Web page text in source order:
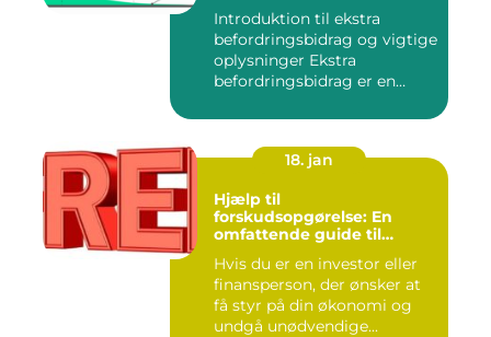
Introduktion til ekstra
befordringsbidrag og vigtige
oplysninger Ekstra
befordringsbidrag er en
18. jan
Hjælp til
forskudsopgørelse: En
omfattende guide til
Hvis du er en investor eller
finansperson, der ønsker at
få styr på din økonomi og
undgå unødvendige...